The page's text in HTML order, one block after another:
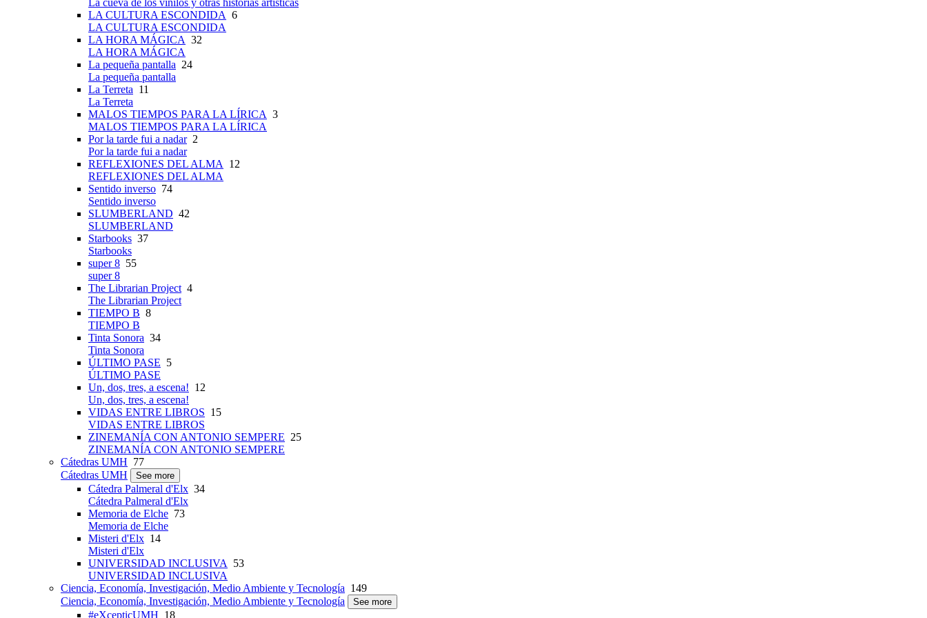
La cueva de los vinilos y otras historias artísticas
LA CULTURA ESCONDIDA 6
LA CULTURA ESCONDIDA
LA HORA MÁGICA 32
LA HORA MÁGICA
La pequeña pantalla 24
La pequeña pantalla
La Terreta 11
La Terreta
MALOS TIEMPOS PARA LA LÍRICA 3
MALOS TIEMPOS PARA LA LÍRICA
Por la tarde fui a nadar2
Por la tarde fui a nadar
REFLEXIONES DEL ALMA
12
REFLEXIONES DEL ALMA
Sentido inverso 74
Sentido inverso
SLUMBERLAND 42
SLUMBERLAND
Starbooks 37
Starbooks
super 8 55
super 8
The Librarian Project 4
The Librarian Project
TIEMPO B 8
TIEMPO B
Tinta Sonora 34
Tinta Sonora
ÚLTIMO PASE 5
ÚLTIMO PASE
Un, dos, tres, a escena! 12
Un, dos, tres, a escena!
VIDAS ENTRE LIBROS 15
VIDAS ENTRE LIBROS
ZINEMANÍA CON ANTONIO SEMPERE 25
ZINEMANÍA CON ANTONIO SEMPERE
Cátedras UMH 77
Cátedras UMH
See more
Cátedra Palmeral d'Elx 34
Cátedra Palmeral d'Elx
Memoria de Elche 73
Memoria de Elche
Misteri d'Elx 14
Misteri d'Elx
UNIVERSIDAD INCLUSIVA
53
UNIVERSIDAD INCLUSIVA
Ciencia, Economía, Investigación, Medio Ambiente y Tecnología 149
Ciencia, Economía, Investigación, Medio Ambiente y Tecnología
See more
#eXcepticUMH 18